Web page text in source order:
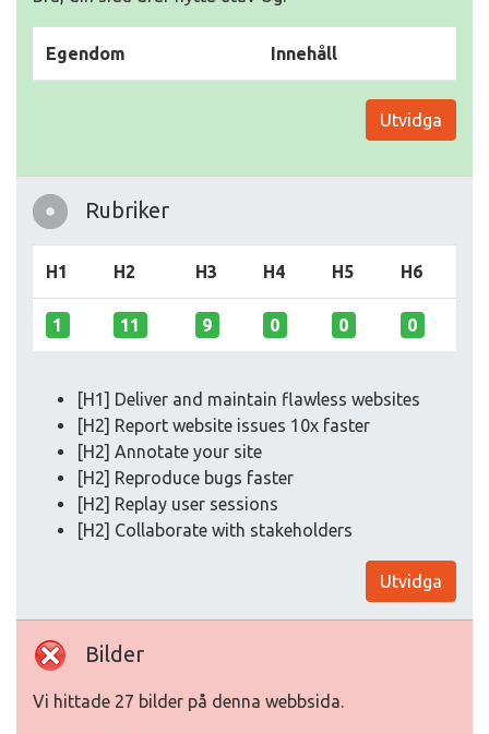
Egendom Innehåll
Utvidga
Rubriker
H1 H2 H3 H4 H5 H6
1 11 9 0 0 0
[H1] Deliver and maintain flawless websites
[H2] Report website issues 10x faster
[H2] Annotate your site
[H2] Reproduce bugs faster
[H2] Replay user sessions
[H2] Collaborate with stakeholders
Utvidga
Bilder
Vi hittade 27 bilder på denna webbsida.